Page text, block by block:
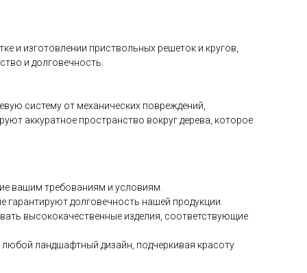
и изготовлении приствольных решеток и кругов,
и долговечность.
систему от механических повреждений,
аккуратное пространство вокруг дерева, которое
вашим требованиям и условиям.
долговечность нашей продукции.
высококачественные изделия, соответствующие
ландшафтный дизайн, подчеркивая красоту